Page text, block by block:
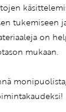
tukemiseen
on
mukaan.